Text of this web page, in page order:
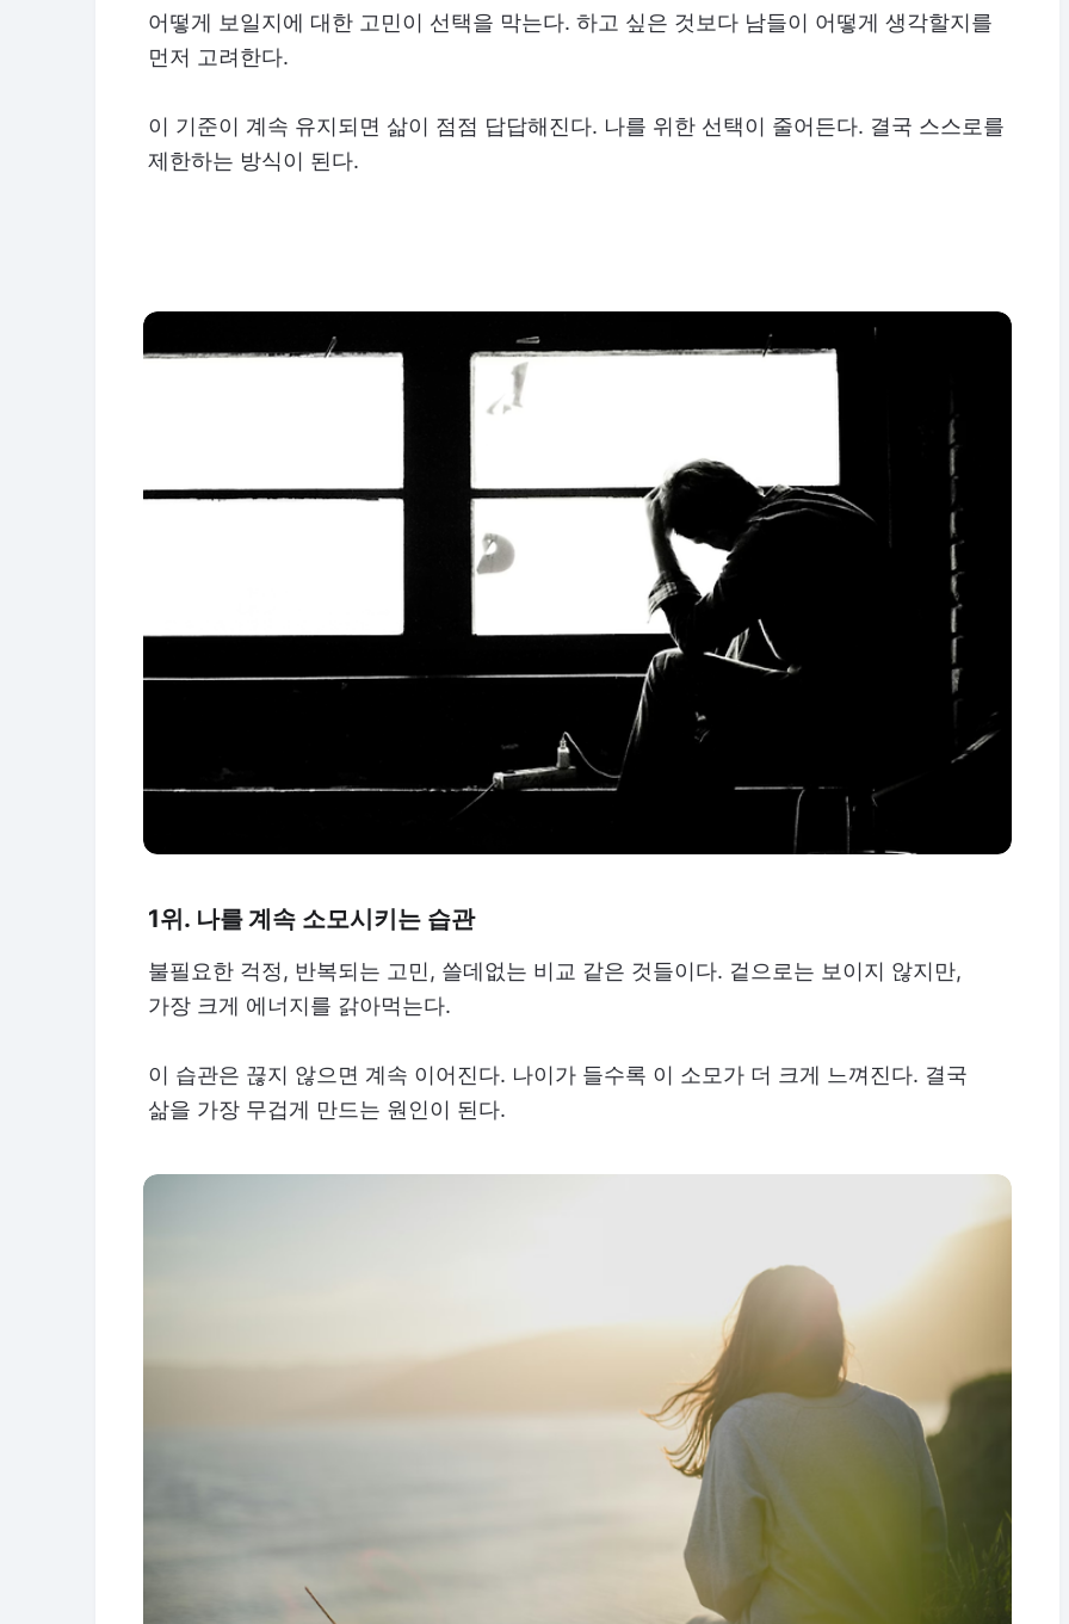
어떻게 보일지에 대한 고민이 선택을 막는다. 하고 싶은 것보다 남들이 어떻게 생각할지를
먼저 고려한다.
이 기준이 계속 유지되면 삶이 점점 답답해진다. 나를 위한 선택이 줄어든다. 결국 스스로를
제한하는 방식이 된다.
1위. 나를 계속 소모시키는 습관
불필요한 걱정, 반복되는 고민, 쓸데없는 비교 같은 것들이다. 겉으로는 보이지 않지만,
가장 크게 에너지를 갉아먹는다.
이 습관은 끊지 않으면 계속 이어진다. 나이가 들수록 이 소모가 더 크게 느껴진다. 결국
삶을 가장 무겁게 만드는 원인이 된다.